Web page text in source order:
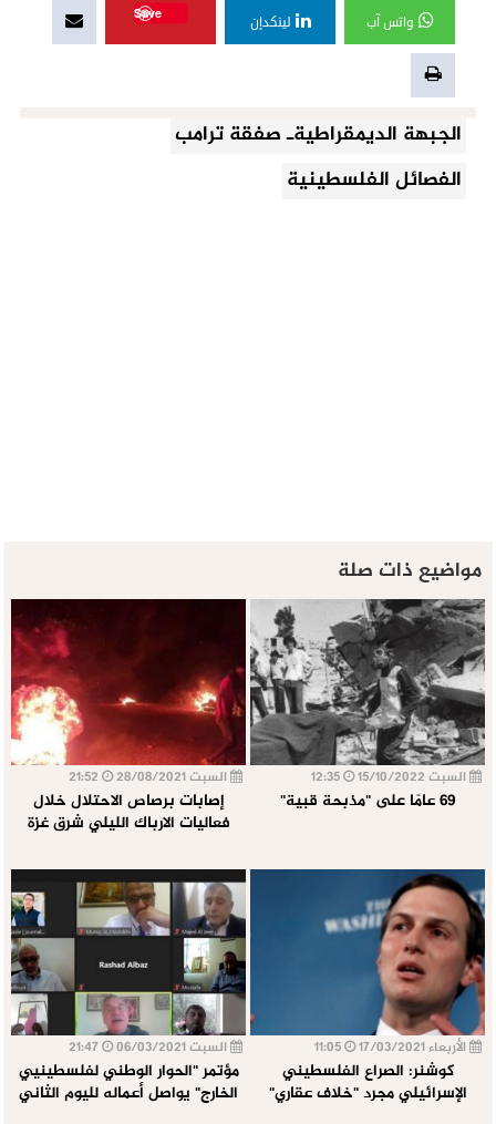
واتس آب لينكدإن
Save
الجبهة الديمقراطيةـ صفقة ترامب
الفصائل الفلسطينية
مواضيع ذات صلة
السبت 15/10/2022
69 عامًا على "مذبحة قبية"
السبت 28/08/2021
إصابات برصاص الاحتلال خلال
فعاليات الارباك الليلي شرق غزة
الأربعاء 17/03/2021
كوشنر: الصراع الفلسطيني
الإسرائيلي مجرد "خلاف عقاري"
السبت 06/03/2021
مؤتمر "الحوار الوطني لفلسطينيي
الخارج" يواصل أعماله لليوم الثاني